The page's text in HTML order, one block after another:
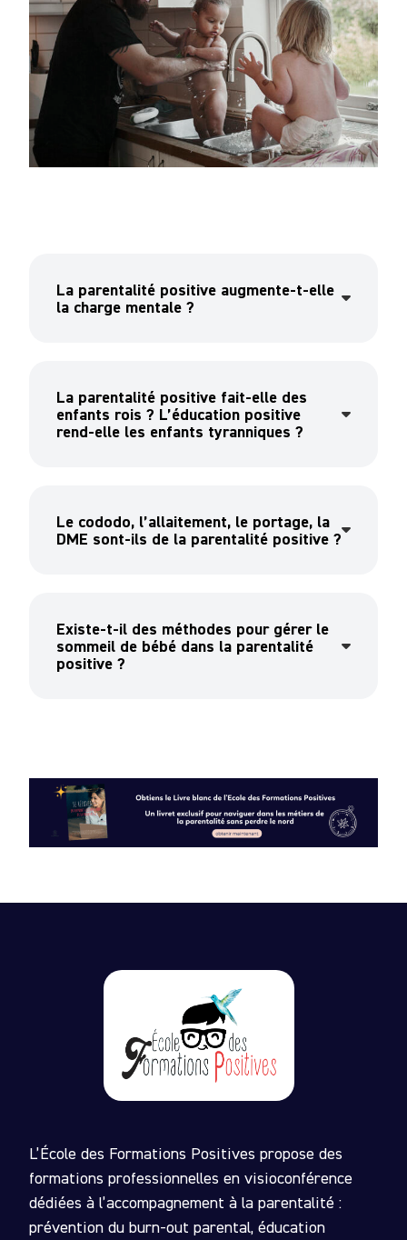
La parentalité positive augmente-t-elle
la charge mentale ?
La parentalité positive fait-elle des
enfants rois ? L’éducation positive
rend-elle les enfants tyranniques ?
Le cododo, l’allaitement, le portage, la
DME sont-ils de la parentalité positive ?
Existe-t-il des méthodes pour gérer le
sommeil de bébé dans la parentalité
positive ?
L’École des Formations Positives propose des
formations professionnelles en visioconférence
dédiées à l’accompagnement à la parentalité :
prévention du burn-out parental, éducation